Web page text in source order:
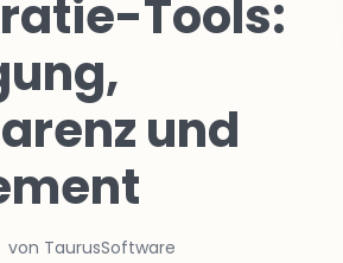
Tools:
und
von TaurusSoftware